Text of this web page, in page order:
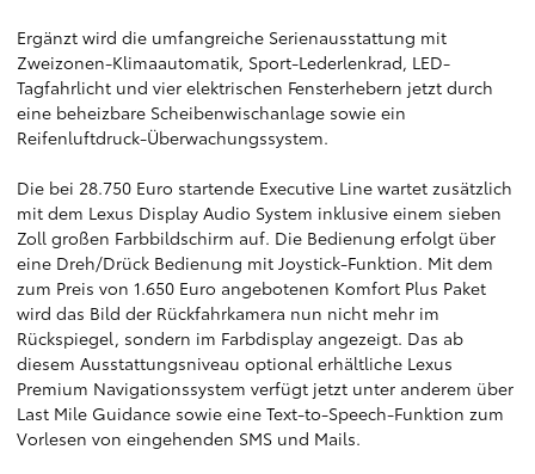
Ergänzt wird die umfangreiche Serienausstattung mit
Zweizonen-Klimaautomatik, Sport-Lederlenkrad, LED-
Tagfahrlicht und vier elektrischen Fensterhebern jetzt durch
eine beheizbare Scheibenwischanlage sowie ein
Reifenluftdruck-Überwachungssystem.
Die bei 28.750 Euro startende Executive Line wartet zusätzlich
mit dem Lexus Display Audio System inklusive einem sieben
Zoll großen Farbbildschirm auf. Die Bedienung erfolgt über
eine Dreh/Drück Bedienung mit Joystick-Funktion. Mit dem
zum Preis von 1.650 Euro angebotenen Komfort Plus Paket
wird das Bild der Rückfahrkamera nun nicht mehr im
Rückspiegel, sondern im Farbdisplay angezeigt. Das ab
diesem Ausstattungsniveau optional erhältliche Lexus
Premium Navigationssystem verfügt jetzt unter anderem über
Last Mile Guidance sowie eine Text-to-Speech-Funktion zum
Vorlesen von eingehenden SMS und Mails.